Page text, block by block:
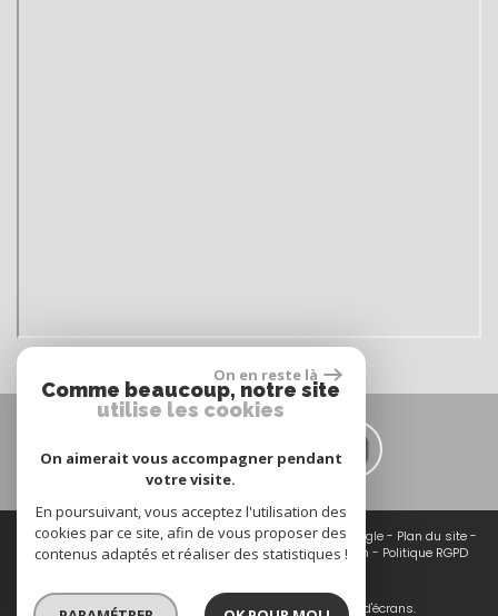
Nous suivre sur
© 2026 | Tous droits réservés | Traduction powered by Google - Plan du site-
Mentions légales-Nos honoraires-Partenaires-Admin - Politique RGPD
Site internet compatible multi-supports,
un seul site adaptable à tous les types d'écrans.
On en reste là
Comme beaucoup, notre site
utilise les cookies
On aimerait vous accompagner pendant
votre visite.
En poursuivant, vous acceptez l'utilisation des
cookies par ce site, afin de vous proposer des
contenus adaptés et réaliser des statistiques !